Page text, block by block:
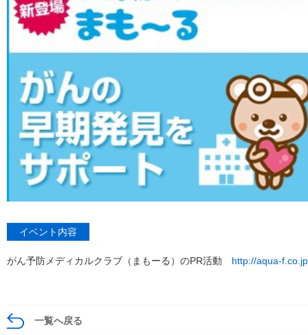
イベント内容
がん予防メディカルクラブ（まもーる）のPR活動 http://aqua-
一覧へ戻る